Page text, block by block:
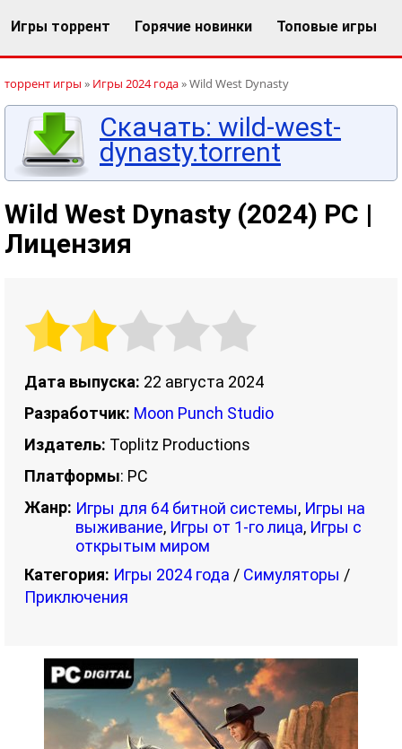
Игры торрент Горячие новинки Топовые игры
торрент игры » Игры 2024 года» Wild West Dynasty
Скачать: wild-west-
dynasty.torrent
Wild West Dynasty (2024) PC |
Лицензия
Дата выпуска: 22 августа 2024
Разработчик: Moon Punch Studio
Издатель: Toplitz Productions
Платформы: PC
Жанр: Игры для 64 битной системы, Игры на
выживание, Игры от 1-го лица, Игры с
открытым миром
Категория: Игры 2024 года / Симуляторы /
Приключения